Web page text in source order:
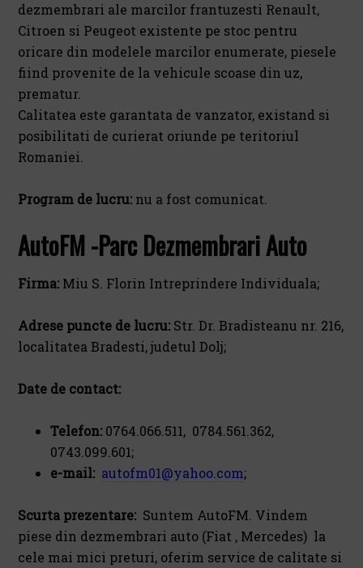
dezmembrari ale marcilor frantuzesti Renault,
Citroen si Peugeot existente pe stoc pentru
oricare din modelele marcilor enumerate, piesele
fiind provenite de la vehicule scoase din uz,
prematur.
Calitatea este garantata de vanzator, existand si
posibilitati de curierat oriunde pe teritoriul
Romaniei.
Program de lucru: nu a fost comunicat.
AutoFM -Parc Dezmembrari Auto
Firma: Miu S. Florin Intreprindere Individuala;
Adrese puncte de lucru: Str. Dr. Bradisteanu nr. 216,
localitatea Bradesti, judetul Dolj;
Date de contact:
Telefon: 0764.066.511, 0784.561.362,
0743.099.601;
e-mail: autofm01@yahoo.com;
Scurta prezentare: Suntem AutoFM. Vindem
piese din dezmembrari auto (Fiat , Mercedes) la
cele mai mici preturi, oferim service de calitate si